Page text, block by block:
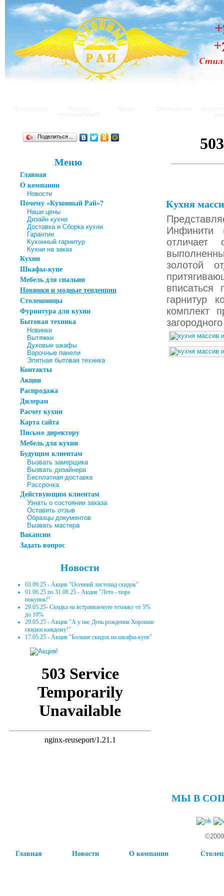
О компании
Почему
кухонный рай?
Кухни Столешницы
Поделиться…
Меню
Главная
О компании
Новости
Почему «Кухонный Рай»?
Наши цены
Дизайн кухни
Доставка и Сборка кухни
Гарантии
Кухонный гарнитур
Кухни на заказ
Кухни
Шкафы-купе
Мебель для спальни
Новинки и модные тенденции
Столешницы
Фурнитура для кухни
Бытовая техника
Новинки
Вытяжки
Духовые шкафы
Варочные панели
Элитная бытовая техника
Контакты
Акции
Распродажа
Дилерам
Расчет кухни
Карта сайта
Письмо директору
Мебель для кухни
Будущим клиентам
Вызвать замерщика
Вызвать дизайнера
Бесплатная доставка
Рассрочка
Действующим клиентам
Узнать о состоянии заказа
Оставить отзыв
Образцы документов
Вызвать мастера
Вакансии
Задать вопрос
Новости
03.09.25 - Акция "Осенний листопад скидок"
01.06.25 по 31.08.25 - Акция "Лето - пора
покупок!"
29.05.25- Скидка на встраиваемую технику от 5%
до 10%
29.05.25 - Акция "А у нас День рождения.Хорошие
скидки каждому!"
17.05.25 - Акция "Больше скидок на шкафы-купе"
Кухня
Инфинити
отличает
золотой
вписаться
гарнитур
комплект
МЫ В
Главная Новости О компании